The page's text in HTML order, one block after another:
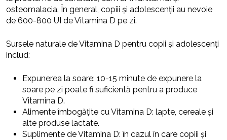
osteomalacia. În general, copiii și adolescenții au nevoie
de 600-800 UI de Vitamina D pe zi.
Sursele naturale de Vitamina D pentru copii și adolescenți
includ:
Expunerea la soare: 10-15 minute de expunere la
soare pe zi poate fi suficientă pentru a produce
Vitamina D.
Alimente îmbogățite cu Vitamina D: lapte, cereale și
alte produse lactate.
Suplimente de Vitamina D: în cazul în care copiii și